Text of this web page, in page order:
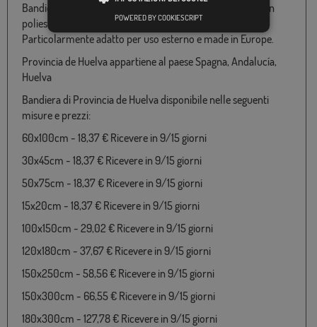
Bandiera Provincia de Huelva con il cappotto disponibile in
poliestere 100% e varie misure da 060X100 a 150x300
Particolarmente adatto per uso esterno e made in Europe.
Provincia de Huelva appartiene al paese Spagna, Andalucía,
Huelva
Bandiera di Provincia de Huelva disponibile nelle seguenti
misure e prezzi:
60x100cm - 18,37 € Ricevere in 9/15 giorni
30x45cm - 18,37 € Ricevere in 9/15 giorni
50x75cm - 18,37 € Ricevere in 9/15 giorni
15x20cm - 18,37 € Ricevere in 9/15 giorni
100x150cm - 29,02 € Ricevere in 9/15 giorni
120x180cm - 37,67 € Ricevere in 9/15 giorni
150x250cm - 58,56 € Ricevere in 9/15 giorni
150x300cm - 66,55 € Ricevere in 9/15 giorni
180x300cm - 127,78 € Ricevere in 9/15 giorni
POWERED BY COOKIESCRIPT